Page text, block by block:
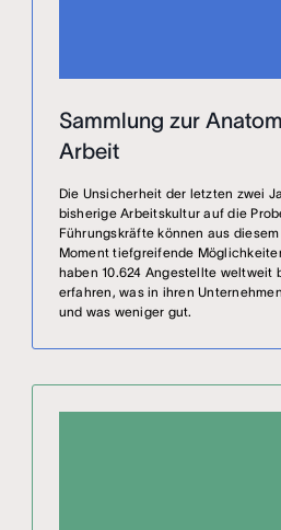
Sammlung zur
Arbeit
Die Unsicherheit der letzten zwei
bisherige Arbeitskultur auf die
Führungskräfte können aus
Moment tiefgreifende
haben 10.624 Angestellte weltweit
erfahren, was in ihren
und was weniger gut.